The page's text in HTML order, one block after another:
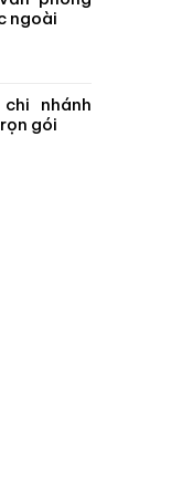
ngoài
nhánh
gói